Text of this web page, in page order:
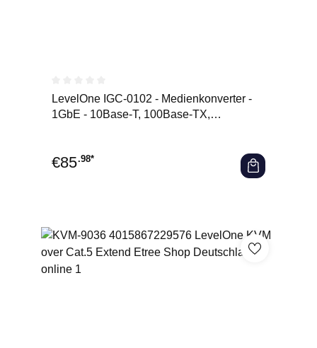
Durchschnittliche Bewertung von 0 von 5 Sternen
LevelOne IGC-0102 - Medienkonverter -
1GbE - 10Base-T, 100Base-TX,
€85.98*